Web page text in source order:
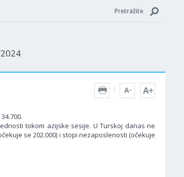
Pretražite
tokom azijske sesije. U Turskoj danas ne
se 202.000) i stopi nezaposlenosti (očekuje